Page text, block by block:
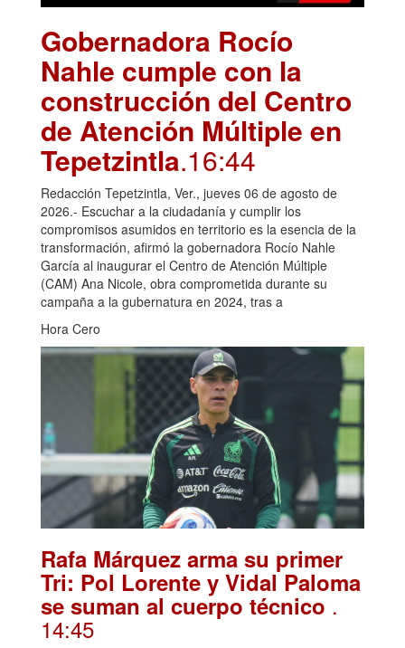
Gobernadora Rocío
Nahle cumple con la
construcción del Centro
de Atención Múltiple en
Tepetzintla.16:44
Redacción Tepetzintla, Ver., jueves 06 de agosto de
2026.- Escuchar a la ciudadanía y cumplir los
compromisos asumidos en territorio es la esencia de la
transformación, afirmó la gobernadora Rocío Nahle
García al inaugurar el Centro de Atención Múltiple
(CAM) Ana Nicole, obra comprometida durante su
campaña a la gubernatura en 2024, tras a
Hora Cero
Rafa Márquez arma su primer
Tri: Pol Lorente y Vidal Paloma
se suman al cuerpo técnico .
14:45